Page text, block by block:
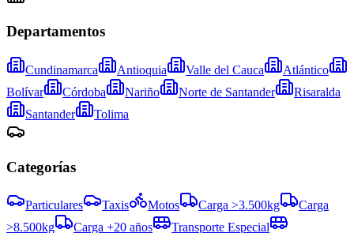
Departamentos
Cundinamarca Antioquia Valle del Cauca
Atlántico
Bolívar
Córdoba Nariño Norte de Santander
Risaralda
Santander
Tolima
Categorías
Particulares Taxis Motos Carga >3.500kg
Carga
>8.500kg
Carga +20 años Transporte Especial